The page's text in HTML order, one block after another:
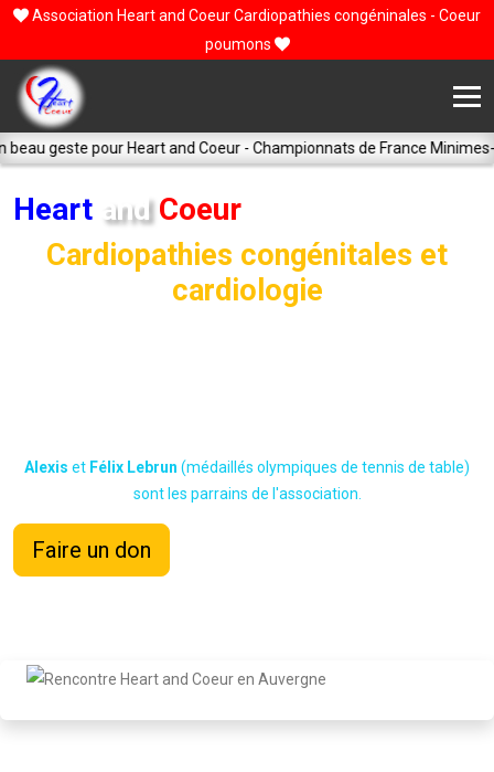
Association Heart and Coeur Cardiopathies congéninales - Coeur
poumons
geste pour Heart and Coeur - Championnats de France Minimes-
Heart andCoeur
Cardiopathies congénitales et
cardiologie
Alexis et Félix Lebrun (médaillés olympiques de tennis de table)
sont les parrains de l'association.
Faire un don